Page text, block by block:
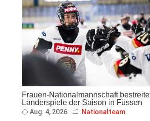
Frauen-Nationalmannschaft
Länderspiele der Saison in Füssen
Aug. 4, 2026 Nationalteam